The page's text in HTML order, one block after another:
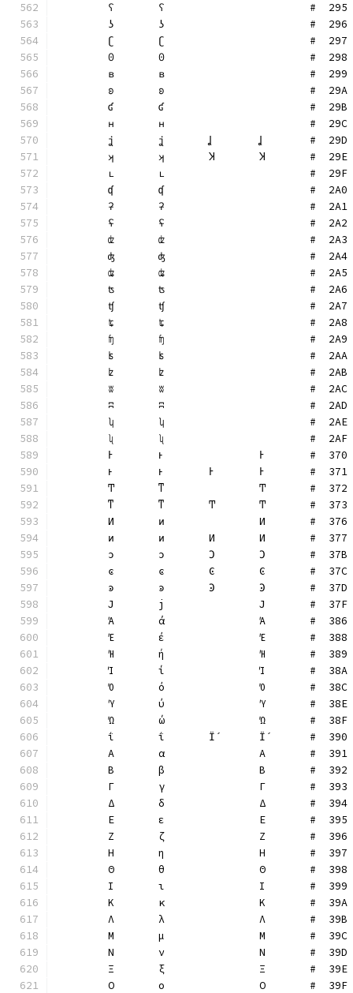
	ʕ	ʕ			#  295
	ʖ	ʖ			#  296
	ʗ	ʗ			#  297
	ʘ	ʘ			#  298
	ʙ	ʙ			#  299
	ʚ	ʚ			#  29A
	ʛ	ʛ			#  29B
	ʜ	ʜ			#  29C
	ʝ	ʝ	Ʝ	Ʝ	#  29D
	ʞ	ʞ	Ʞ	Ʞ	#  29E
	ʟ	ʟ			#  29F
	ʠ	ʠ			#  2A0
	ʡ	ʡ			#  2A1
	ʢ	ʢ			#  2A2
	ʣ	ʣ			#  2A3
	ʤ	ʤ			#  2A4
	ʥ	ʥ			#  2A5
	ʦ	ʦ			#  2A6
	ʧ	ʧ			#  2A7
	ʨ	ʨ			#  2A8
	ʩ	ʩ			#  2A9
	ʪ	ʪ			#  2AA
	ʫ	ʫ			#  2AB
	ʬ	ʬ			#  2AC
	ʭ	ʭ			#  2AD
	ʮ	ʮ			#  2AE
	ʯ	ʯ			#  2AF
	Ͱ	ͱ		Ͱ	#  370
	ͱ	ͱ	Ͱ	Ͱ	#  371
	Ͳ	ͳ		Ͳ	#  372
	ͳ	ͳ	Ͳ	Ͳ	#  373
	Ͷ	ͷ		Ͷ	#  376
	ͷ	ͷ	Ͷ	Ͷ	#  377
	ͻ	ͻ	Ͻ	Ͻ	#  37B
	ͼ	ͼ	Ͼ	Ͼ	#  37C
	ͽ	ͽ	Ͽ	Ͽ	#  37D
	Ϳ	ϳ		Ϳ	#  37F
	Ά	ά		Ά	#  386
	Έ	έ		Έ	#  388
	Ή	ή		Ή	#  389
	Ί	ί		Ί	#  38A
	Ό	ό		Ό	#  38C
	Ύ	ύ		Ύ	#  38E
	Ώ	ώ		Ώ	#  38F
	ΐ	ΐ	Ϊ́	Ϊ́	#  390
	Α	α		Α	#  391
	Β	β		Β	#  392
	Γ	γ		Γ	#  393
	Δ	δ		Δ	#  394
	Ε	ε		Ε	#  395
	Ζ	ζ		Ζ	#  396
	Η	η		Η	#  397
	Θ	θ		Θ	#  398
	Ι	ι		Ι	#  399
	Κ	κ		Κ	#  39A
	Λ	λ		Λ	#  39B
	Μ	μ		Μ	#  39C
	Ν	ν		Ν	#  39D
	Ξ	ξ		Ξ	#  39E
	Ο	ο		Ο	#  39F